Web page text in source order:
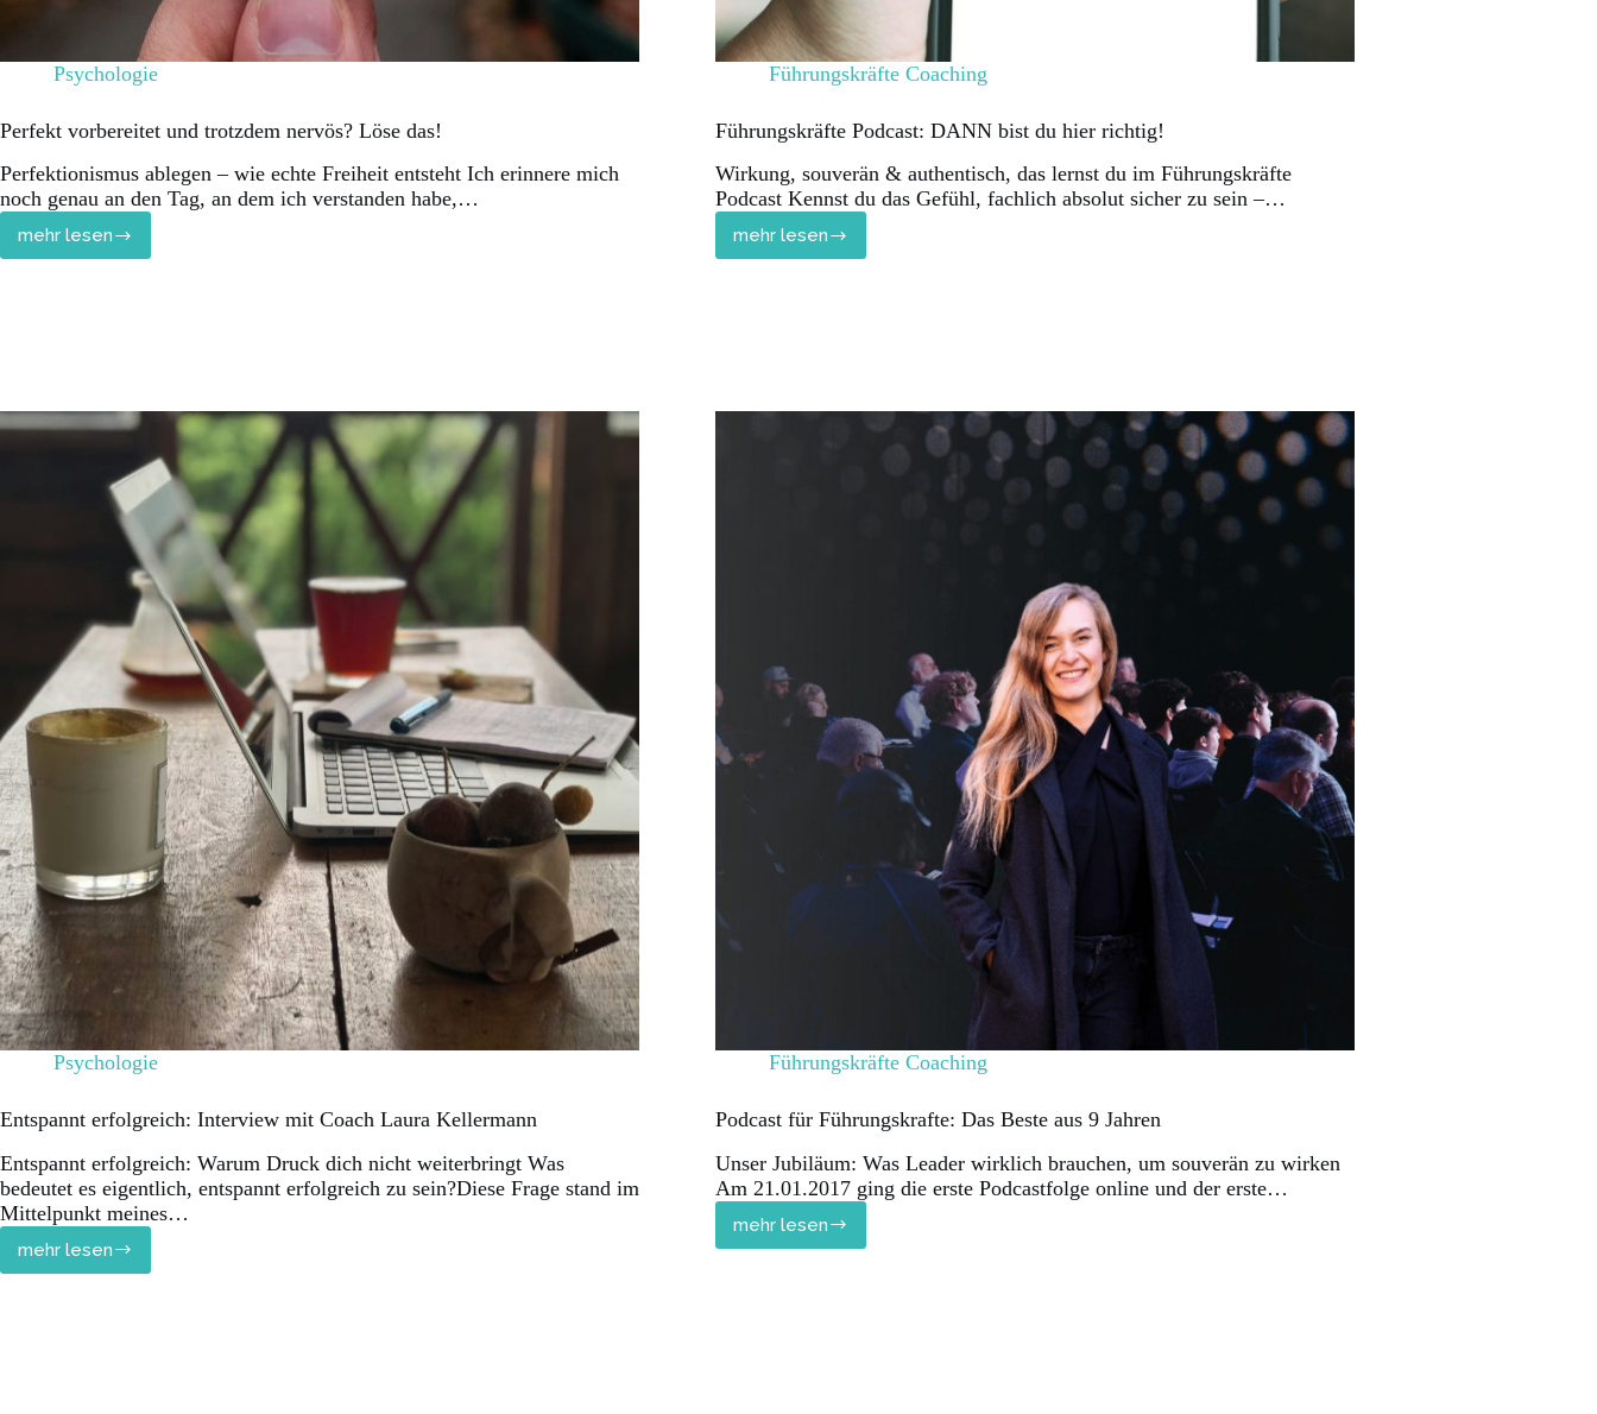
Psychologie
Perfekt vorbereitet und trotzdem nervös? Löse das!
Perfektionismus ablegen – wie echte Freiheit entsteht Ich erinnere mich
noch genau an den Tag, an dem ich verstanden habe,…
mehr lesen
Führungskräfte Coaching
Führungskräfte Podcast: DANN bist du hier richtig!
Wirkung, souverän & authentisch, das lernst du im Führungskräfte
Podcast Kennst du das Gefühl, fachlich absolut sicher zu sein –…
mehr lesen
Psychologie
Entspannt erfolgreich: Interview mit Coach Laura Kellermann
Entspannt erfolgreich: Warum Druck dich nicht weiterbringt Was
bedeutet es eigentlich, entspannt erfolgreich zu sein?Diese Frage stand im
Mittelpunkt meines…
mehr lesen
Führungskräfte Coaching
Podcast für Führungskrafte: Das Beste aus 9 Jahren
Unser Jubiläum: Was Leader wirklich brauchen, um souverän zu wirken
Am 21.01.2017 ging die erste Podcastfolge online und der erste…
mehr lesen